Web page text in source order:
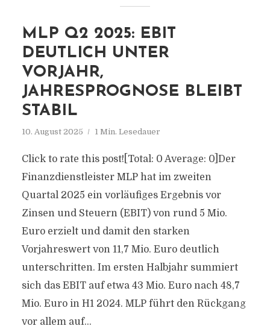
MLP Q2 2025: EBIT
DEUTLICH UNTER
VORJAHR,
JAHRESPROGNOSE BLEIBT
STABIL
10. August 2025 1 Min. Lesedauer
Click to rate this post![Total: 0 Average: 0]Der
Finanzdienstleister MLP hat im zweiten
Quartal 2025 ein vorläufiges Ergebnis vor
Zinsen und Steuern (EBIT) von rund 5 Mio.
Euro erzielt und damit den starken
Vorjahreswert von 11,7 Mio. Euro deutlich
unterschritten. Im ersten Halbjahr summiert
sich das EBIT auf etwa 43 Mio. Euro nach 48,7
Mio. Euro in H1 2024. MLP führt den Rückgang
vor allem auf...